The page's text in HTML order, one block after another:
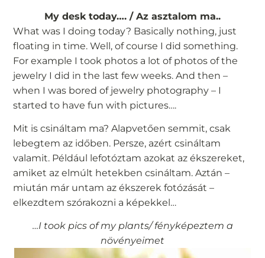
My desk today…. / Az asztalom ma..
What was I doing today? Basically nothing, just
floating in time. Well, of course I did something.
For example I took photos a lot of photos of the
jewelry I did in the last few weeks. And then –
when I was bored of jewelry photography – I
started to have fun with pictures….
Mit is csináltam ma? Alapvetően semmit, csak
lebegtem az időben. Persze, azért csináltam
valamit. Például lefotóztam azokat az ékszereket,
amiket az elmúlt hetekben csináltam. Aztán –
miután már untam az ékszerek fotózását –
elkezdtem szórakozni a képekkel…
…I took pics of my plants/ fényképeztem a
növényeimet